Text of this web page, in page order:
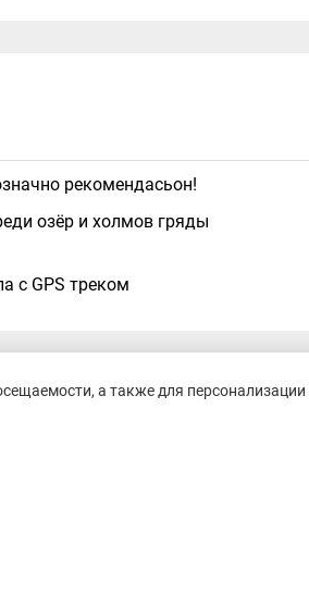
рекомендасьон!
озёр и холмов гряды
с GPS треком
а также для персонализации